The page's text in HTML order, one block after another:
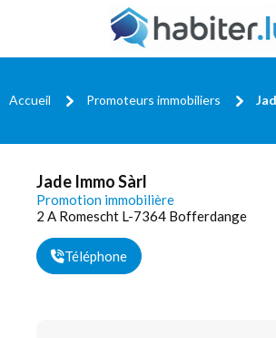
Accueil Promoteurs immobiliers
Jade Immo Sàrl
Promotion immobilière
2 A Romescht L-7364 Bofferdange
Téléphone